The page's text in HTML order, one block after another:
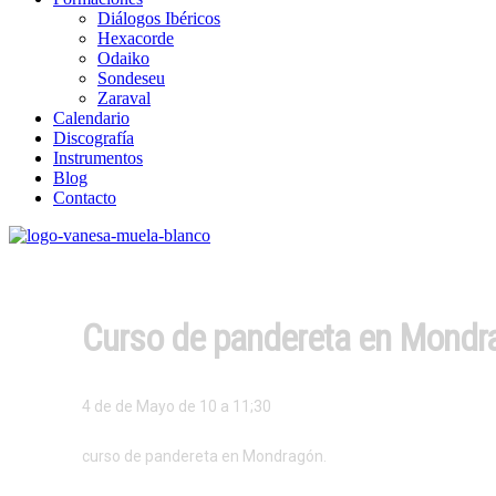
Diálogos Ibéricos
Hexacorde
Odaiko
Sondeseu
Zaraval
Calendario
Discografía
Instrumentos
Blog
Contacto
Curso de pandereta en
4 de de Mayo de 10 a 11;30
curso de pandereta en Mondragón.